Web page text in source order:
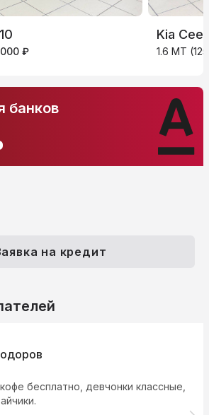
₽
Kia
1.6 MT
банков
на кредит
бесплатно, девчонки классные,